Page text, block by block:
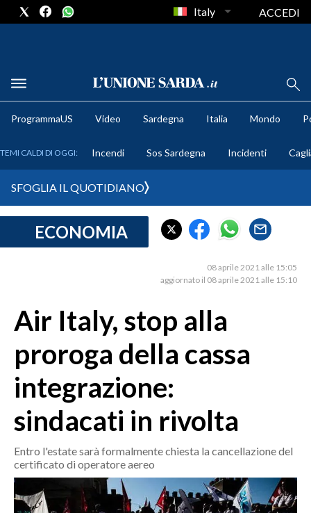
METEO
CRONACA SARDEGNA
MEDIO CAMPIDANO
ORISTANO E PROVINCIA
SASSARI E PROVINCIA
GALLURA
NUORO E PROVINCIA
OGLIASTRA
CRONACA
ITALIA
Italy ACCEDI
ProgrammaUS Video Sardegna Italia Mondo
TEMI CALDI DI OGGI: Incendi Sos Sardegna Incidenti
SFOGLIA IL QUOTIDIANO
ECONOMIA
08 aprile 2021 alle 15:05
aggiornato il 08 aprile 2021 alle 15:10
Air Italy, stop alla
proroga della cassa
integrazione:
sindacati in rivolta
Entro l'estate sarà formalmente chiesta la cancellazione del
certificato di operatore aereo